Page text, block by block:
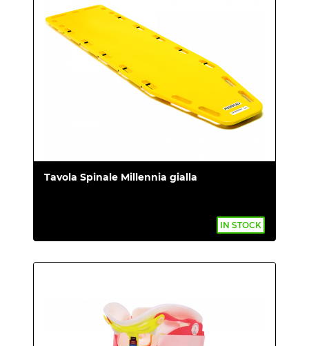
PER MERCATO ITALIANO
Questa pagina contiene informazioni
dettagliate di carattere promozionale sui
prodotti della società, rivolte agli operatori
professionali e pertanto non fruibili da
soggetti non qualificati. Il lettore di questo
catalogo dichiara di essere un operatore
Tavola Spinale Millennia gialla
IN STOCK